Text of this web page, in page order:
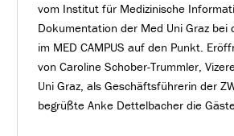
vom Institut für Medizinische
Dokumentation der Med Uni Graz bei
im MED CAMPUS auf den Punkt.
von Caroline Schober-Trummler,
Uni Graz, als Geschäftsführerin der
begrüßte Anke Dettelbacher die